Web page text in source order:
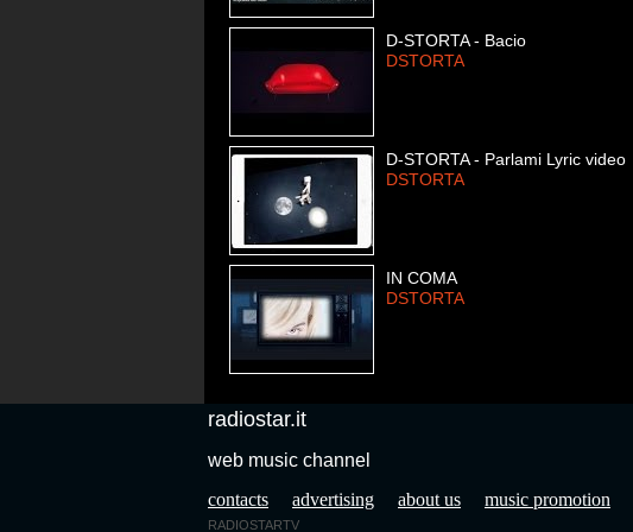
D-STORTA - Bacio
DSTORTA
D-STORTA - Parlami Lyric video
DSTORTA
IN COMA
DSTORTA
radiostar.it
web music channel
contacts
advertising about us music promotion
RADIOSTARTV